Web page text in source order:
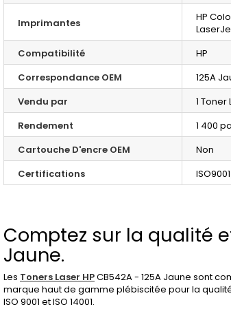
Imprimantes
HP
Compatibilité
HP
Correspondance OEM
125A
Vendu par
1 Toner
Rendement
1 400
Cartouche D'encre OEM
Non
Certifications
Comptez sur la qualité
Jaune.
Les Toners Laser HPCB542A - 125A Jaune sont
marque haut de gamme plébiscitée pour la
ISO 9001 et ISO 14001.